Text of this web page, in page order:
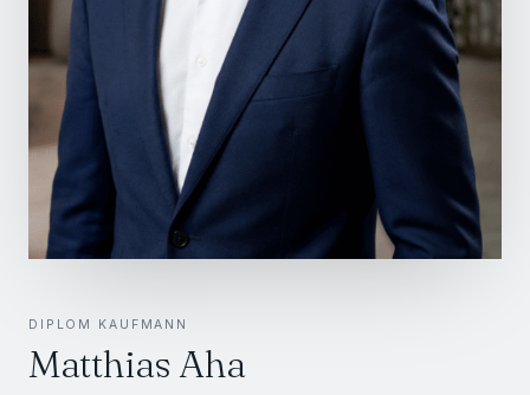
DIPLOM KAUFMANN
Matthias Aha